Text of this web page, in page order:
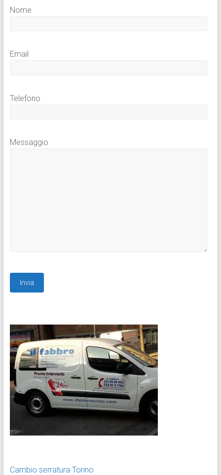
Nome
Email
Telefono
Messaggio
Cambio serratura Torino